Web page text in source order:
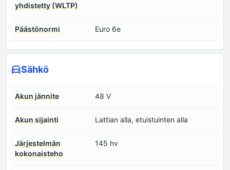
yhdistetty (WLTP)
Päästönormi Euro 6e
Sähkö
Akun jännite 48 V
Akun sijainti Lattian alla, etuistuinten alla
Järjestelmän
kokonaisteho
145 hv